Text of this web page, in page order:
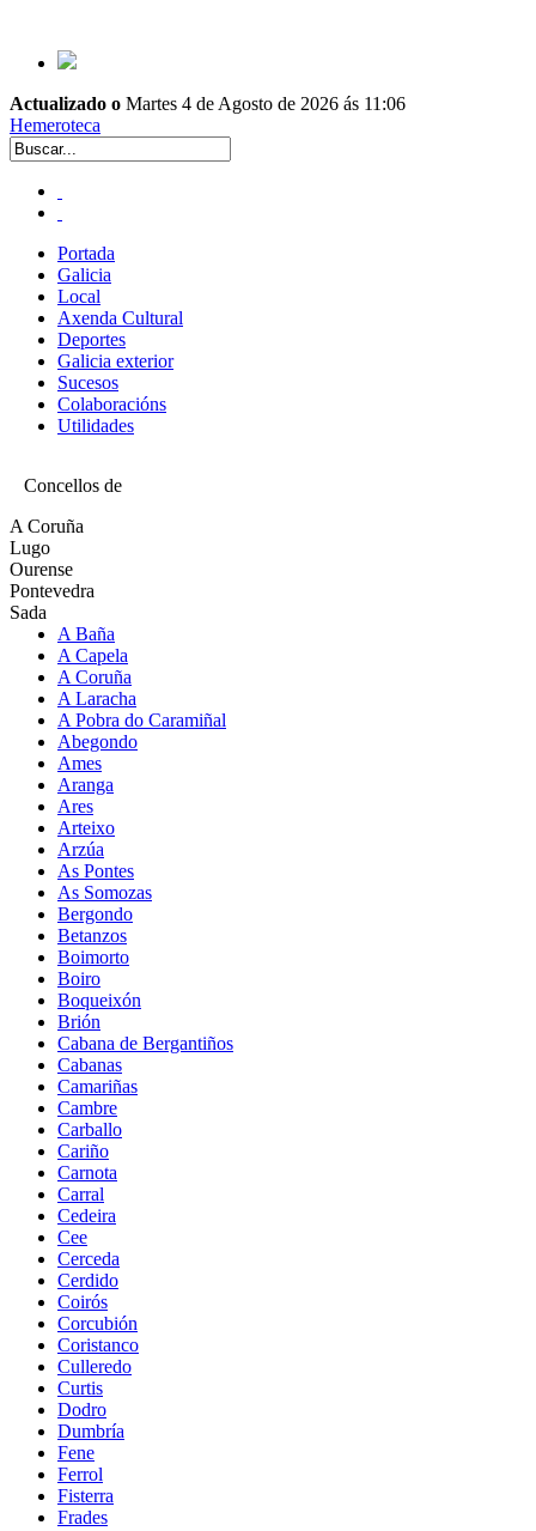
Actualizado o Martes 4 de Agosto de 2026 ás 11:06
Hemeroteca
Portada
Galicia
Local
Axenda Cultural
Deportes
Galicia exterior
Sucesos
Colaboracións
Utilidades
Concellos de
A Coruña
Lugo
Ourense
Pontevedra
Sada
A Baña
A Capela
A Coruña
A Laracha
A Pobra do Caramiñal
Abegondo
Ames
Aranga
Ares
Arteixo
Arzúa
As Pontes
As Somozas
Bergondo
Betanzos
Boimorto
Boiro
Boqueixón
Brión
Cabana de Bergantiños
Cabanas
Camariñas
Cambre
Carballo
Cariño
Carnota
Carral
Cedeira
Cee
Cerceda
Cerdido
Coirós
Corcubión
Coristanco
Culleredo
Curtis
Dodro
Dumbría
Fene
Ferrol
Fisterra
Frades